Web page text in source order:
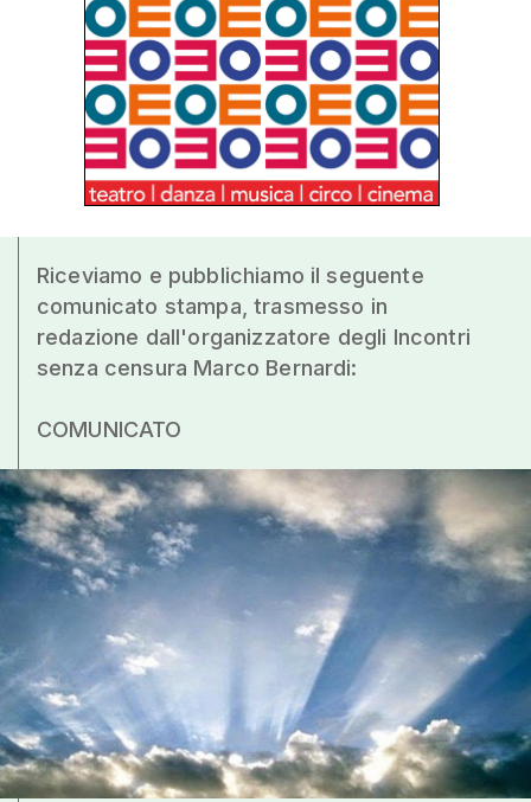
Riceviamo e pubblichiamo il seguente
comunicato stampa, trasmesso in
redazione dall'organizzatore degli Incontri
senza censura Marco Bernardi:
COMUNICATO